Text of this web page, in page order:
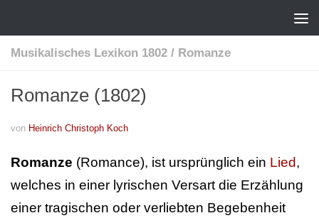
Musikalisches Lexikon 1802 / Romanze
Romanze (1802)
von Heinrich Christoph Koch
Romanze (Romance), ist ursprünglich ein Lied,
welches in einer lyrischen Versart die Erzählung
einer tragischen oder verliebten Begebenheit